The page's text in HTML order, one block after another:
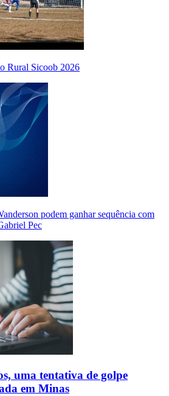
Rural Sicoob 2026
podem ganhar sequência com
Pec
uma tentativa de golpe
em Minas